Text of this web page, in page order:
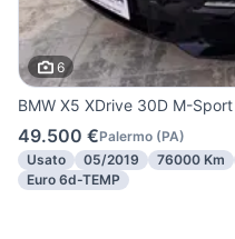
6
BMW X5 XDrive 30D M-Sport
49.500 €Palermo (PA)
Usato
05/2019 76000 Km
Euro 6d-TEMP